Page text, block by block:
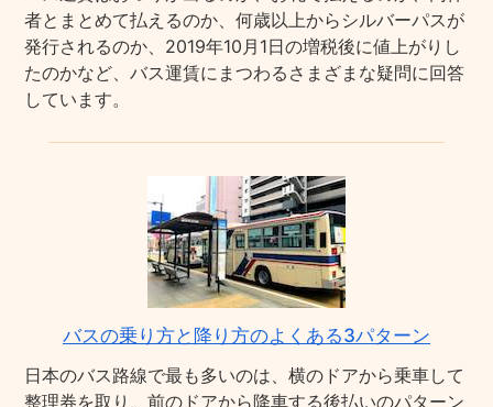
者とまとめて払えるのか、何歳以上からシルバーパスが
発行されるのか、2019年10月1日の増税後に値上がりし
たのかなど、バス運賃にまつわるさまざまな疑問に回答
しています。
バスの乗り方と降り方のよくある3パターン
日本のバス路線で最も多いのは、横のドアから乗車して
整理券を取り、前のドアから降車する後払いのパターン